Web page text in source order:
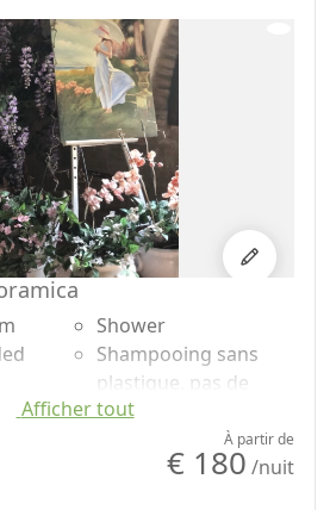
Shower
Shampooing sans
plastique, pas de
doses uniques
Garden view
Afficher tout
À partir de
€ 180 /nuit